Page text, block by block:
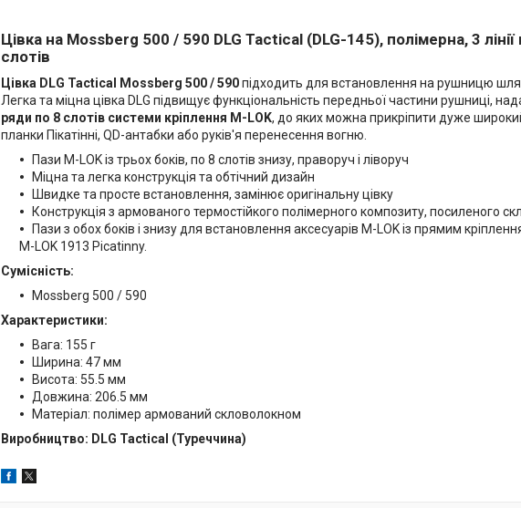
Цівка на Mossberg 500 / 590 DLG Tactical (DLG-145), полімерна, 3
слотів
Цівка DLG Tactical Mossberg 500 / 590підходить для встановлення на рушницю
Легка та міцна цівка DLG підвищує функціональність передньої частини рушниці,
ряди по 8 слотів системи кріплення M-LOK, до яких можна прикріпити дуже
планки Пікатінні, QD-антабки або руків'я перенесення вогню.
Пази M-LOK із трьох боків, по 8 слотів знизу, праворуч і ліворуч
Міцна та легка конструкція та обтічний дизайн
Швидке та просте встановлення, замінює оригінальну цівку
Конструкція з армованого термостійкого полімерного композиту, посиленого
Пази з обох боків і знизу для встановлення аксесуарів M-LOK із прямим
M-LOK 1913 Picatinny.
Сумісність:
Mossberg 500 / 590
Характеристики:
Вага: 155 г
Ширина: 47 мм
Висота: 55.5 мм
Довжина: 206.5 мм
Матеріал: полімер армований скловолокном
Виробництво: DLG Tactical (Туреччина)